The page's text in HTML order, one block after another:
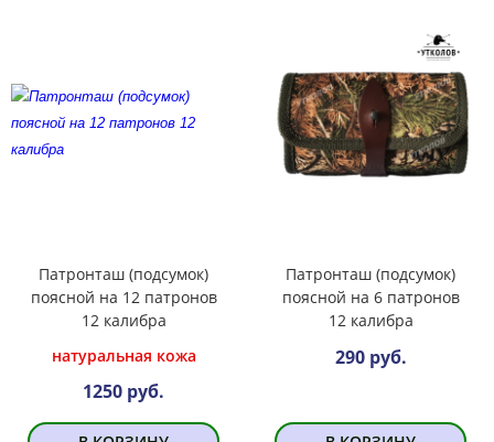
Патронташ (подсумок)
поясной на 12 патронов
12 калибра
натуральная кожа
1250 руб.
Патронташ (подсумок)
поясной на 6 патронов
12 калибра
290 руб.